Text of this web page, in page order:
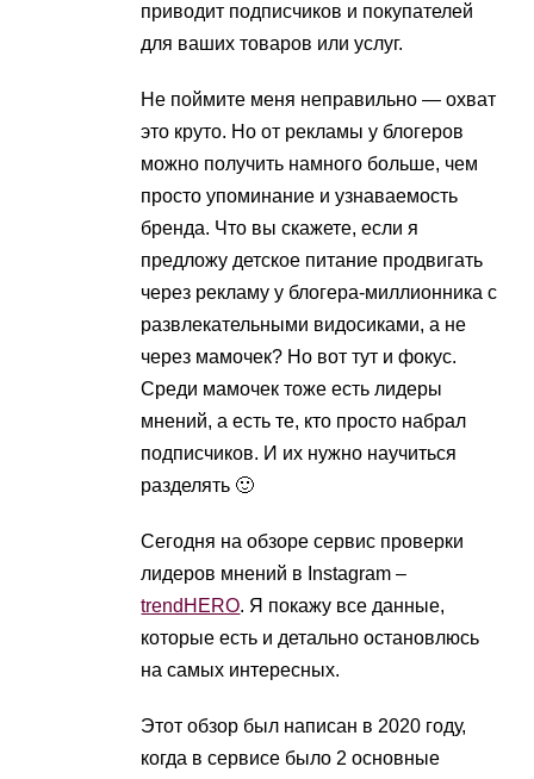
приводит подписчиков и покупателей
для ваших товаров или услуг.
Не поймите меня неправильно — охват
это круто. Но от рекламы у блогеров
можно получить намного больше, чем
просто упоминание и узнаваемость
бренда. Что вы скажете, если я
предложу детское питание продвигать
через рекламу у блогера-миллионника с
развлекательными видосиками, а не
через мамочек? Но вот тут и фокус.
Среди мамочек тоже есть лидеры
мнений, а есть те, кто просто набрал
подписчиков. И их нужно научиться
разделять 🙂
Сегодня на обзоре сервис проверки
лидеров мнений в Instagram –
trendHERO. Я покажу все данные,
которые есть и детально остановлюсь
на самых интересных.
Этот обзор был написан в 2020 году,
когда в сервисе было 2 основные